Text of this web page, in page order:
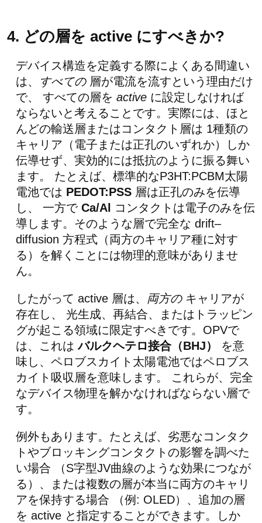
4. どの層を active にすべきか?
デバイス構造を定義する際によくある間違い
は、
すべての層が電流を流すという理由だけ
で、 すべての層を active に設定しなければ
ならないと考えることです。実際には、ほと
んどの輸送層またはコンタクト層は 1種類の
キャリア（電子または正孔のいずれか）しか
伝導せず、実効的には抵抗のように振る舞い
ます。 たとえば、標準的なP3HT:PCBM太陽
電池では PEDOT:PSS 層は正孔のみを伝導
し、 一方で Ca/Al
コンタクトは電子のみを伝
導します。そのような層で完全な drift–
diffusion 方程式（両方のキャリア種に対す
る）を解くことには物理的意味がありませ
ん。
したがって active 層は、 両方のキャリアが
存在し、 光生成、再結合、またはトラッピン
グが起こる領域に限定すべきです。OPVで
は、これはバルクヘテロ接合（BHJ）
を意
味し、ペロブスカイト太陽電池ではペロブス
カイト吸収層を意味します。 これらが、完全
なデバイス物理を解かなければならない層で
す。
例外もあります。たとえば、劣悪なコンタク
トやブロッキングコンタクトの影響を調べた
い場合 （S字型JV曲線のような効果につなが
る）、または複数の層が本当に両方のキャリ
アを保持する場合 （例: OLED）、追加の層
を active と指定することができます。しか